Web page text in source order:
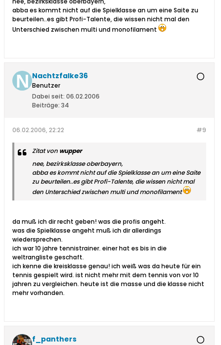
abba es kommt nicht auf die Spielklasse an um eine Saite zu
beurteilen..es gibt Profi-Talente, die wissen nicht mal den
Unterschied zwischen multi und monofilament
Nachtzfalke36
Benutzer
Dabei seit: 06.02.2006
Beiträge: 34
#9
06.02.2006, 22:22
Zitat von wupper
nee, bezirksklasse oberbayern,
abba es kommt nicht auf die Spielklasse an um eine Saite
zu beurteilen..es gibt Profi-Talente, die wissen nicht mal
den Unterschied zwischen multi und monofilament
da muß ich dir recht geben! was die profis angeht.
was die Spielklasse angeht muß ich dir allerdings
wiedersprechen.
ich war 10 jahre tennistrainer. einer hat es bis in die
weltrangliste geschaft.
ich kenne die kreisklasse genau! ich weiß was da heute für ein
tennis gespielt wird. ist nicht mehr mit dem tennis von vor 10
jahren zu vergleichen. heute ist die masse und die klasse nicht
mehr vorhanden.
f_panthers